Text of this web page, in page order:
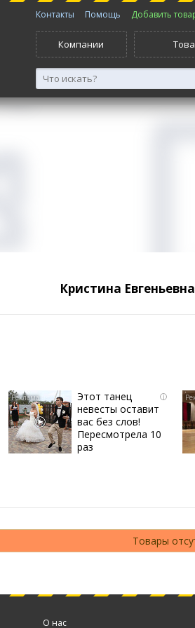
Контакты Помощь Добавить
Компании
Кристина Евгеньевна
i
Этот танец
невесты оставит
вас без слов!
Пересмотрела 10
раз
Товары
О нас